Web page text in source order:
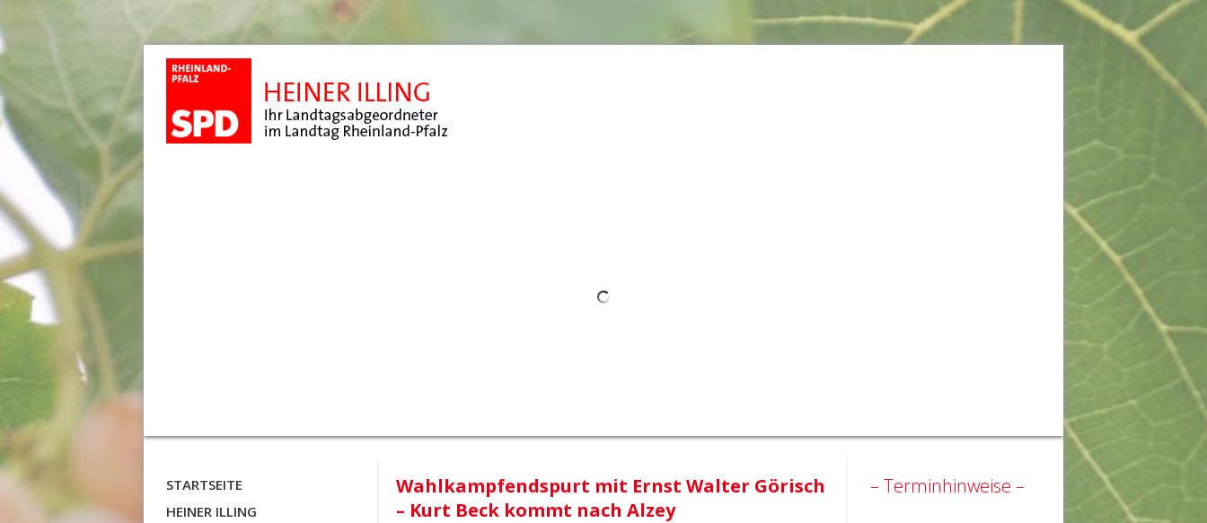
STARTSEITE
HEINER ILLING
Wahlkampfendspurt mit Ernst Walter Görisch
– Kurt Beck kommt nach Alzey
– Terminhinweise –